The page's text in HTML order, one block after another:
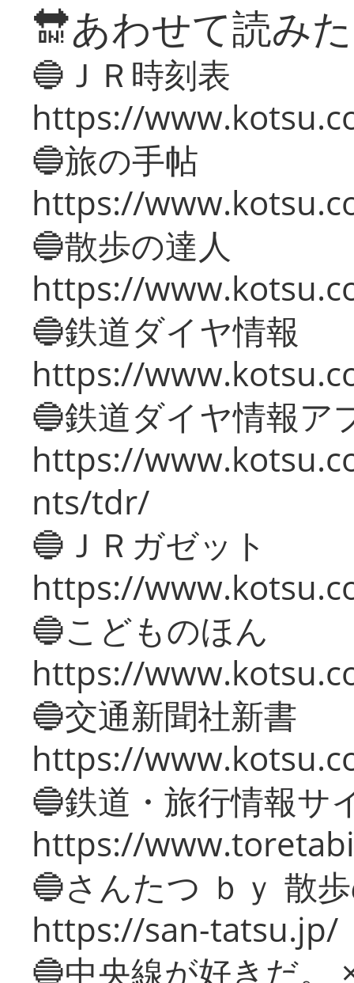
🔛あわせて読み
🔵ＪＲ時刻表
https://
🔵旅の手帖
https://
🔵散歩の達人
https://
🔵鉄道ダイヤ情報
https://
🔵鉄道ダイヤ情報ア
https://
nts/tdr/
🔵ＪＲガゼット
https://
🔵こどものほん
https://
🔵交通新聞社新書
https://
🔵鉄道・旅行情報サ
https://
🔵さんたつ ｂｙ 散
https://san-tatsu.jp/
🔵中央線が好きだ。